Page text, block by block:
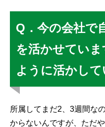
Q．今の会社で
を活かせてい
ように活かして
所属してまだ2、3週間な
からないんですが、ただ